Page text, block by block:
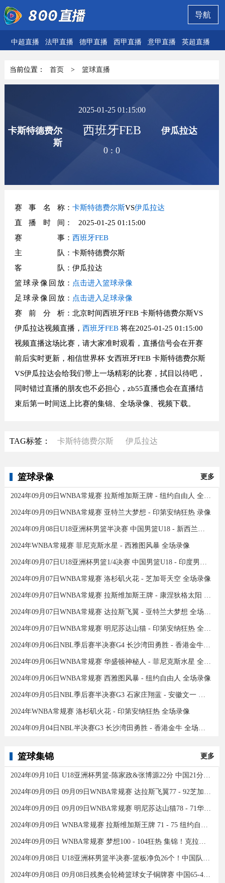
导航
中超直播 法甲直播 德甲直播 西甲直播 意甲直播 英超直播
当前位置： 首页 > 篮球直播
卡斯特德费尔
斯
2025-01-25 01:15:00
西班牙FEB
0 :0
伊瓜拉达
赛事名称： 卡斯特德费尔斯VS伊瓜拉达
直播时间 ： 2025-01-25 01:15:00
赛事： 西班牙FEB
主队 ：卡斯特德费尔斯
客队 ：伊瓜拉达
篮球录像回放： 点击进入篮球录像
足球录像回放： 点击进入足球录像
赛前分析：北京时间西班牙FEB 卡斯特德费尔斯VS
伊瓜拉达视频直播， 西班牙FEB将在2025-01-25 01:15:00
视频直播这场比赛，请大家准时观看，直播信号会在开赛
前后实时更新，相信世界杯 女西班牙FEB 卡斯特德费尔斯
VS伊瓜拉达会给我们带上一场精彩的比赛，拭目以待吧，
同时错过直播的朋友也不必担心，zb55直播也会在直播结
束后第一时间送上比赛的集锦、全场录像、视频下载。
TAG标签： 卡斯特德费尔斯 伊瓜拉达
篮球录像 更多
2024年09月09日WNBA常规赛 拉斯维加斯王牌 - 纽约自由人 全场录像
2024年09月09日WNBA常规赛 亚特兰大梦想 - 印第安纳狂热 录像
2024年09月08日U18亚洲杯男篮半决赛 中国男篮U18 - 新西兰男篮U18 录像
2024年WNBA常规赛 菲尼克斯水星 - 西雅图风暴 全场录像
2024年09月07日U18亚洲杯男篮1/4决赛 中国男篮U18 - 印度男篮U18 录像
2024年09月07日WNBA常规赛 洛杉矶火花 - 芝加哥天空 全场录像
2024年09月07日WNBA常规赛 拉斯维加斯王牌 - 康涅狄格太阳 全场录像
2024年09月07日WNBA常规赛 达拉斯飞翼 - 亚特兰大梦想 全场录像
2024年09月07日WNBA常规赛 明尼苏达山猫 - 印第安纳狂热 全场录像
2024年09月06日NBL季后赛半决赛G4 长沙湾田勇胜 - 香港金牛 全场录像
2024年09月06日WNBA常规赛 华盛顿神秘人 - 菲尼克斯水星 全场录像
2024年09月06日WNBA常规赛 西雅图风暴 - 纽约自由人 全场录像
2024年09月05日NBL季后赛半决赛G3 石家庄翔蓝 - 安徽文一 全场录像
2024年WNBA常规赛 洛杉矶火花 - 印第安纳狂热 全场录像
2024年09月04日NBL半决赛G3 长沙湾田勇胜 - 香港金牛 全场录像
篮球集锦 更多
2024年09月10日 U18亚洲杯男篮-陈家政&张博源22分 中国21分大胜约旦夺季军！
2024年09月09日 09月09日WNBA常规赛 达拉斯飞翼77 - 92芝加哥天空 全场集锦
2024年09月09日 09月09日WNBA常规赛 明尼苏达山猫78 - 71华盛顿神秘人 全场集锦
2024年09月09日 WNBA常规赛 拉斯维加斯王牌 71 - 75 纽约自由人 全场集锦
2024年09月09日 WNBA常规赛 梦想100 - 104狂热 集锦！克拉克26分12助
2024年09月08日 U18亚洲杯男篮半决赛-篮板净负26个！中国队不敌新西兰
2024年09月08日 09月08日残奥会轮椅篮球女子铜牌赛 中国65-43加拿大 全场集锦